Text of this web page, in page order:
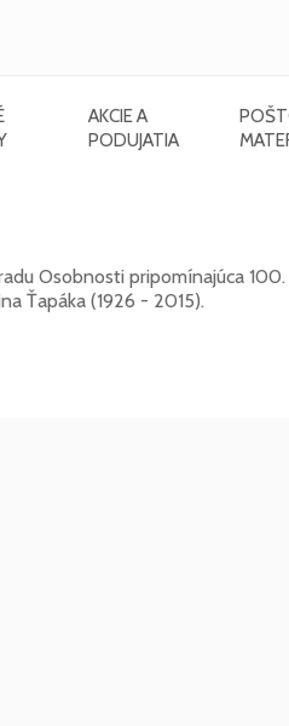
AKCIE A
PODUJATIA
Osobnosti pripomínajúca
Ťapáka (1926 - 2015).